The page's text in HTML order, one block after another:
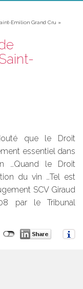
Emilion Grand Cru »
que le Droit
essentiel dans
…Quand le Droit
du vin …Tel est
SCV Giraud
par le Tribunal